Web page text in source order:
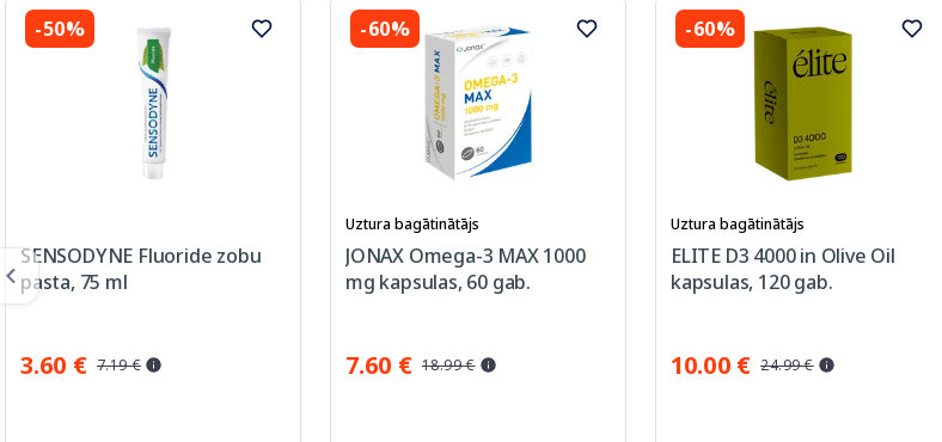
-50%
SENSODYNE Fluoride zobu
pasta, 75 ml
3.60 € 7.19 €
-60%
Uztura bagātinātājs
JONAX Omega-3 MAX 1000
mg kapsulas, 60 gab.
7.60 € 18.99 €
-60%
Uztura bagātinātājs
ELITE D3 4000 in Olive Oil
kapsulas, 120 gab.
10.00 € 24.99 €